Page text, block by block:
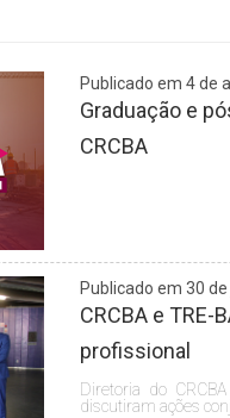
Publicado em 4 de
Graduação e
CRCBA
Publicado em 30
CRCBA e
profissional
Diretoria do
discutiram ações